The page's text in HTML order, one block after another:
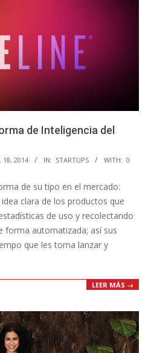
de Inteligencia del
18, 2014 IN: STARTUPS WITH: 0
de su tipo en el mercado:
clara de los productos que
de uso y recolectando
forma automatizada; así sus
que les toma lanzar y
LEER MÁS →